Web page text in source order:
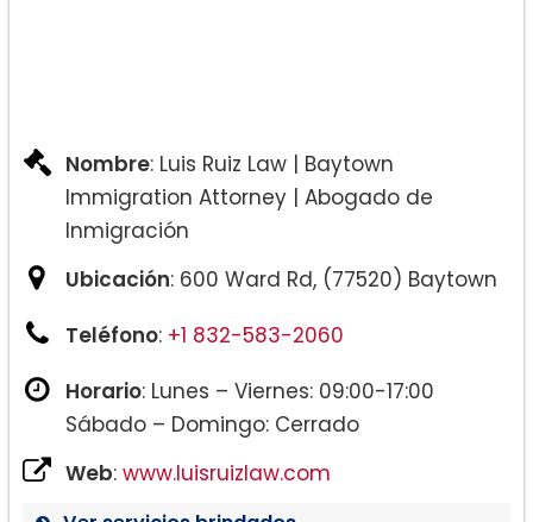
Nombre: Luis Ruiz Law | Baytown
Immigration Attorney | Abogado de
Inmigración
Ubicación: 600 Ward Rd, (77520) Baytown
Teléfono: +1 832-583-2060
Horario: Lunes – Viernes: 09:00-17:00
Sábado – Domingo: Cerrado
Web: www.luisruizlaw.com